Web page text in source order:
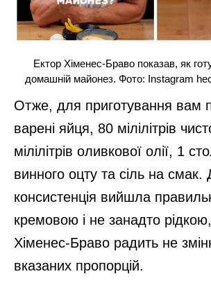
Ектор Хіменес-Браво показав, як
домашній майонез. Фото: Instagram
Отже, для приготування вам
варені яйця, 80 мілілітрів
мілілітрів оливкової олії, 1
винного оцту та сіль на смак.
консистенція вийшла
кремовою і не занадто
Хіменес-Браво радить не
вказаних пропорцій.